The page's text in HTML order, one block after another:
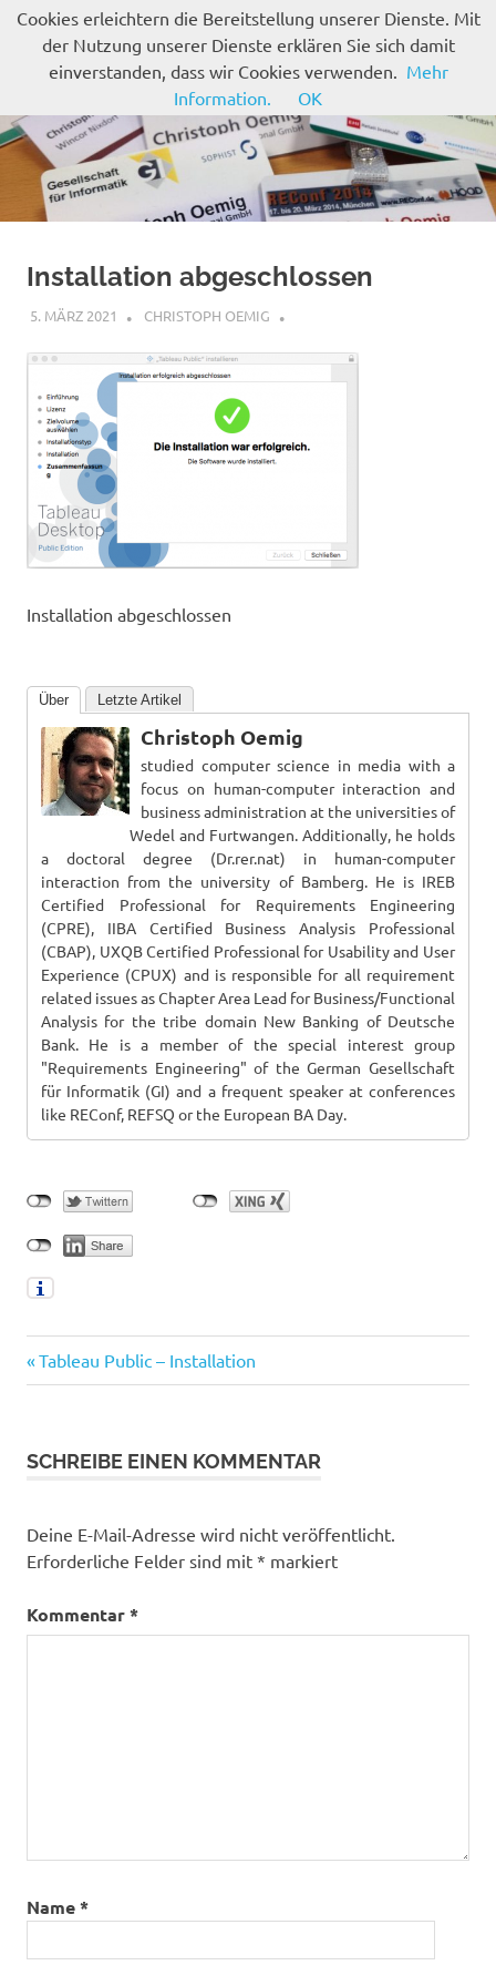
Zum
springen
Installation abgeschlossen
5. MÄRZ 2021 CHRISTOPH OEMIG
Installation abgeschlossen
Über Letzte Artikel
Christoph Oemig
studied computer science in media with a
focus on human-computer interaction and
business administration at the universities of
Wedel and Furtwangen. Additionally, he holds
a doctoral degree (Dr.rer.nat) in human-computer
interaction from the university of Bamberg. He is IREB
Certified Professional for Requirements Engineering
(CPRE), IIBA Certified Business Analysis Professional
(CBAP), UXQB Certified Professional for Usability and User
Experience (CPUX) and is responsible for all requirement
related issues as Chapter Area Lead for Business/Functional
Analysis for the tribe domain New Banking of Deutsche
Bank. He is a member of the special interest group
"Requirements Engineering" of the German Gesellschaft
für Informatik (GI) and a frequent speaker at conferences
like REConf, REFSQ or the European BA Day.
Beitragsnavigation
Vorheriger
Beitrag:
Tableau Public – Installation
SCHREIBE EINEN KOMMENTAR
Deine E-Mail-Adresse wird nicht veröffentlicht.
Erforderliche Felder sind mit * markiert
Kommentar*
Name*
Cookies erleichtern die Bereitstellung unserer Dienste. Mit
der Nutzung unserer Dienste erklären Sie sich damit
einverstanden, dass wir Cookies verwenden. Mehr
Information.
OK